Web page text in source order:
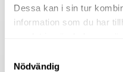
Dessa kan i sin tur
information som du har
Nödvändig